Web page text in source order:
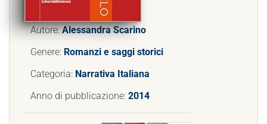
Autore:Alessandra Scarino
Genere: Romanzi e saggi storici
Categoria: Narrativa Italiana
Anno di pubblicazione: 2014